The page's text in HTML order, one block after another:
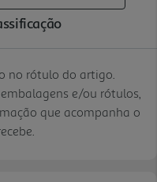
no rótulo do artigo.
e/ou rótulos,
que acompanha o